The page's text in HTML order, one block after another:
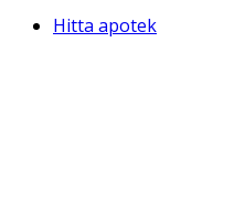
Hitta apotek